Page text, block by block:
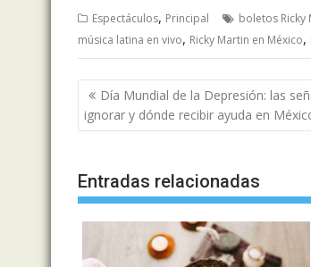
Espectáculos, Principal boletos Ricky
música latina en vivo, Ricky Martin en México,
Navegación
de
entradas
Día Mundial de la Depresión: las
ignorar y dónde recibir ayuda en
Entradas relacionadas